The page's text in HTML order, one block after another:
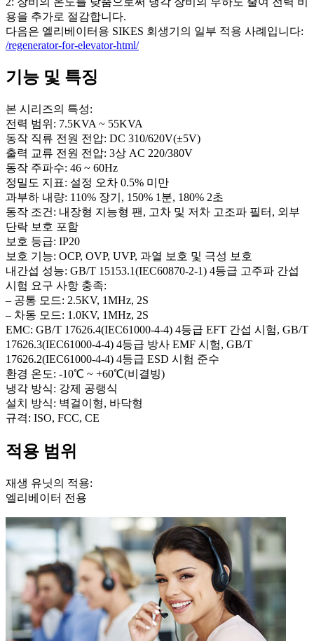
용을 추가로 절감합니다.
다음은 엘리베이터용 SIKES 회생기의 일부 적용 사례입니다:
/regenerator-for-elevator-html/
기능 및 특징
본 시리즈의 특성:
전력 범위: 7.5KVA ~ 55KVA
동작 직류 전원 전압: DC 310/620V(±5V)
출력 교류 전원 전압: 3상 AC 220/380V
동작 주파수: 46 ~ 60Hz
정밀도 지표: 설정 오차 0.5% 미만
과부하 내량: 110% 장기, 150% 1분, 180% 2초
동작 조건: 내장형 지능형 팬, 고차 및 저차 고조파 필터, 외부
단락 보호 포함
보호 등급: IP20
보호 기능: OCP, OVP, UVP, 과열 보호 및 극성 보호
내간섭 성능: GB/T 15153.1(IEC60870-2-1) 4등급 고주파 간섭
시험 요구 사항 충족:
– 공통 모드: 2.5KV, 1MHz, 2S
– 차동 모드: 1.0KV, 1MHz, 2S
EMC: GB/T 17626.4(IEC61000-4-4) 4등급 EFT 간섭 시험, GB/T
17626.3(IEC61000-4-4) 4등급 방사 EMF 시험, GB/T
17626.2(IEC61000-4-4) 4등급 ESD 시험 준수
환경 온도: -10℃ ~ +60℃(비결빙)
냉각 방식: 강제 공랭식
설치 방식: 벽걸이형, 바닥형
규격: ISO, FCC, CE
적용 범위
재생 유닛의 적용:
엘리베이터 전용